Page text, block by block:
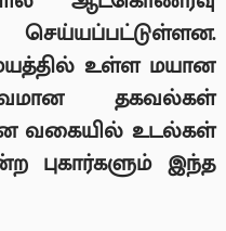
உள்ள மயான
தகவல்கள்
வகையில் உடல்கள்
புகார்களும் இந்த